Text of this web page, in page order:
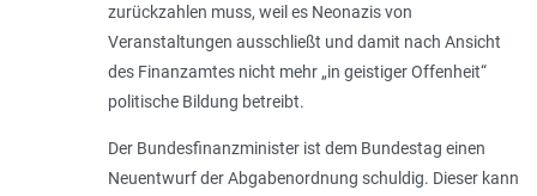
zurückzahlen muss, weil es Neonazis von
Veranstaltungen ausschließt und damit nach Ansicht
des Finanzamtes nicht mehr „in geistiger Offenheit“
politische Bildung betreibt.
Der Bundesfinanzminister ist dem Bundestag einen
Neuentwurf der Abgabenordnung schuldig. Dieser kann